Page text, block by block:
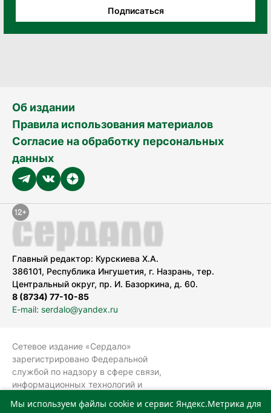
Подписаться
Об издании
Правила использования материалов
Согласие на обработку персональных
данных
Главный редактор: Курскиева Х.А.
386101, Республика Ингушетия, г. Назрань, тер.
Центральный округ, пр. И. Базоркина, д. 60.
8 (8734) 77-10-85
E-mail: serdalo@yandex.ru
Сетевое издание «Сердало»
зарегистрировано Федеральной
службой по надзору в сфере связи,
информационных технологий и
(Роскомнадзор).
Мы используем файлы cookie и сервис Яндекс.Метрика для